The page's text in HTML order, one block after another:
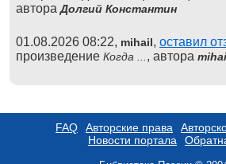
автораДолгий Константин
01.08.2026 08:22, mihail, оставил
произведение Когда ... , автора
FAQ Авторские права
Новости портала